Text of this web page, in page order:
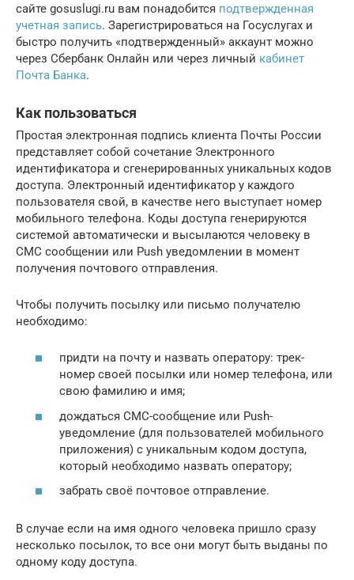
сайте gosuslugi.ru вам понадобится подтвержденная
учетная запись. Зарегистрироваться на Госуслугах и
быстро получить «подтвержденный» аккаунт можно
через Сбербанк Онлайн или через личный кабинет
Почта Банка.
Как пользоваться
Простая электронная подпись клиента Почты России
представляет собой сочетание Электронного
идентификатора и сгенерированных уникальных кодов
доступа. Электронный идентификатор у каждого
пользователя свой, в качестве него выступает номер
мобильного телефона. Коды доступа генерируются
системой автоматически и высылаются человеку в
СМС сообщении или Push уведомлении в момент
получения почтового отправления.
Чтобы получить посылку или письмо получателю
необходимо:
придти на почту и назвать оператору: трек-
номер своей посылки или номер телефона, или
свою фамилию и имя;
дождаться СМС-сообщение или Push-
уведомление (для пользователей мобильного
приложения) с уникальным кодом доступа,
который необходимо назвать оператору;
забрать своё почтовое отправление.
В случае если на имя одного человека пришло сразу
несколько посылок, то все они могут быть выданы по
одному коду доступа.